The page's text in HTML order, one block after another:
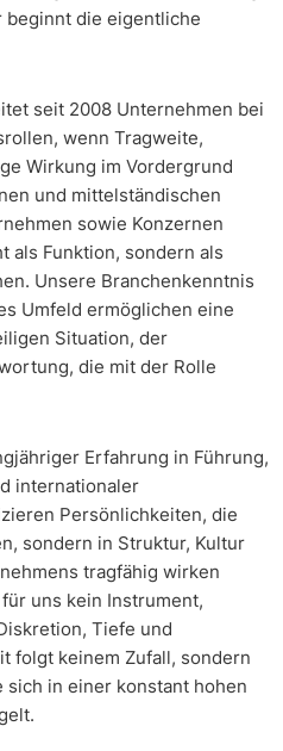
beginnt die eigentliche
seit 2008 Unternehmen bei
wenn Tragweite,
Wirkung im Vordergrund
und mittelständischen
sowie Konzernen
als Funktion, sondern als
Unsere Branchenkenntnis
Umfeld ermöglichen eine
Situation, der
die mit der Rolle
Erfahrung in Führung,
internationaler
Persönlichkeiten, die
sondern in Struktur, Kultur
tragfähig wirken
uns kein Instrument,
Tiefe und
folgt keinem Zufall, sondern
in einer konstant hohen